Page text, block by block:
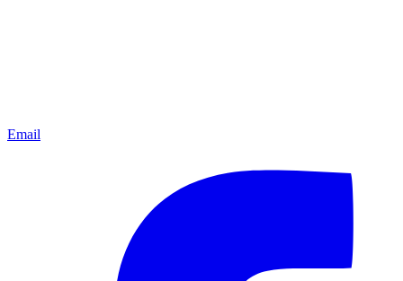
Email